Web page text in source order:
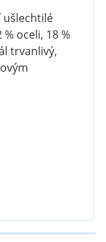
ušlechtilé
oceli, 18 %
trvanlivý,